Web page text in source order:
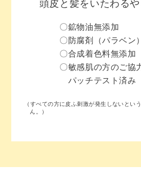
頭皮と髪をいたわる
〇鉱物油無添加
〇防腐剤（パラベン
〇合成着色料無添加
〇敏感肌の方のご協
パッチテスト済み
（すべての方に皮ふ刺激が発生しないとい
ん。）